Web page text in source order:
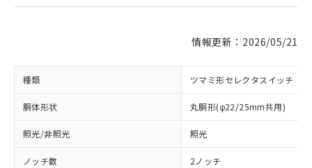
情報更新：2026/05/21
種類 ツマミ形セレクタスイッチ
胴体形状 丸胴形(φ22/25mm共用)
照光/非照光 照光
ノッチ数 2ノッチ